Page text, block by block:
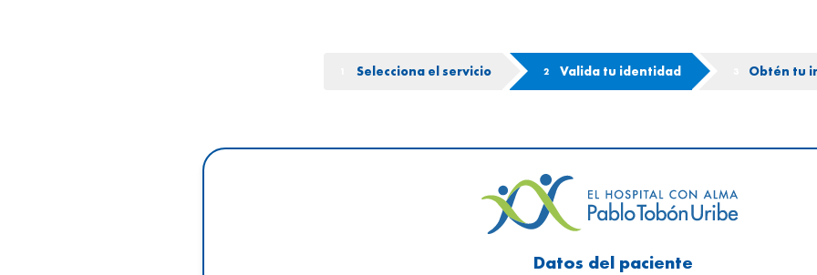
Selecciona el servicio 2 Valida tu identidad Obtén tu
Datos del paciente